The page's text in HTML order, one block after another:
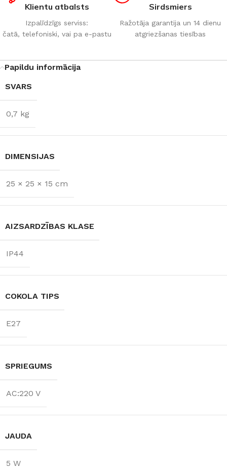
Klientu atbalsts
Izpalīdzīgs serviss:
čatā, telefoniski, vai pa e-pastu
Sirdsmiers
Ražotāja garantija un 14 dienu
atgriezšanas tiesības
Papildu informācija
SVARS
0,7 kg
DIMENSIJAS
25 × 25 × 15 cm
AIZSARDZĪBAS KLASE
IP44
COKOLA TIPS
E27
SPRIEGUMS
AC:220 V
JAUDA
5 W